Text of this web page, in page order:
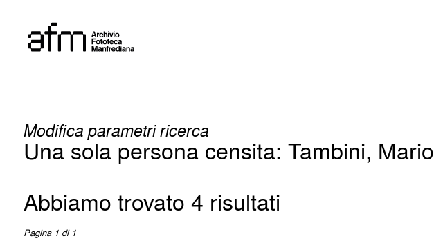
content
Modifica parametri ricerca
Una sola persona censita: Tambini, Mario
Abbiamo trovato 4 risultati
Pagina 1 di 1